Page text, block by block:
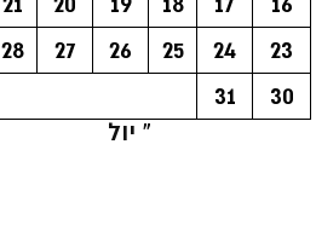
23
24
25
26
27
28
30
31
« יול